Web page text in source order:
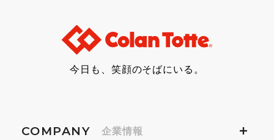
今日も、笑顔のそばにいる。
COMPANY 企業情報